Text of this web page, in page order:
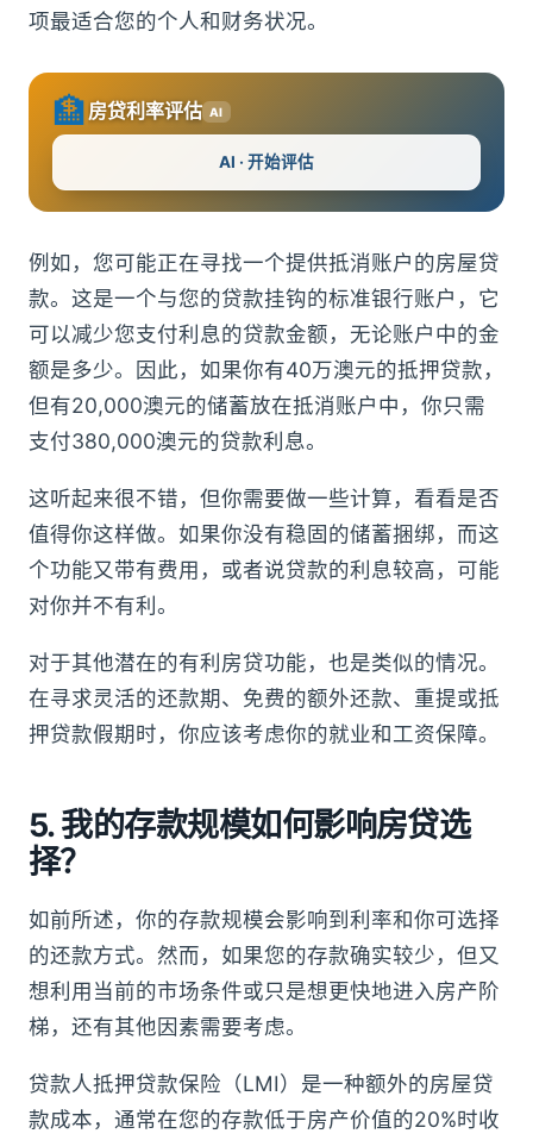
项最适合您的个人和财务状况。
🏦 房贷利率评估 AI
AI · 开始评估
例如，您可能正在寻找一个提供抵消账户的房屋贷
款。这是一个与您的贷款挂钩的标准银行账户，它
可以减少您支付利息的贷款金额，无论账户中的金
额是多少。因此，如果你有40万澳元的抵押贷款，
但有20,000澳元的储蓄放在抵消账户中，你只需
支付380,000澳元的贷款利息。
这听起来很不错，但你需要做一些计算，看看是否
值得你这样做。如果你没有稳固的储蓄捆绑，而这
个功能又带有费用，或者说贷款的利息较高，可能
对你并不有利。
对于其他潜在的有利房贷功能，也是类似的情况。
在寻求灵活的还款期、免费的额外还款、重提或抵
押贷款假期时，你应该考虑你的就业和工资保障。
5. 我的存款规模如何影响房贷选
择？
如前所述，你的存款规模会影响到利率和你可选择
的还款方式。然而，如果您的存款确实较少，但又
想利用当前的市场条件或只是想更快地进入房产阶
梯，还有其他因素需要考虑。
贷款人抵押贷款保险（LMI）是一种额外的房屋贷
款成本，通常在您的存款低于房产价值的20%时收